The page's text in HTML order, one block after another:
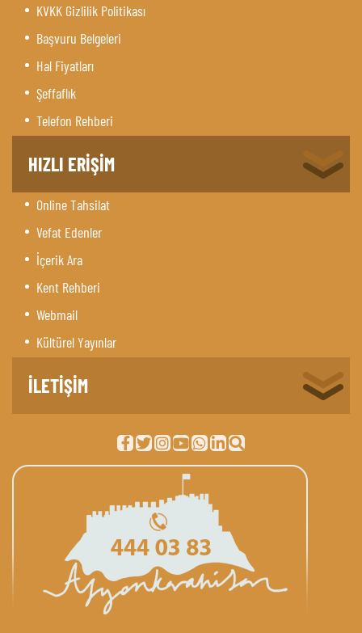
KVKK Gizlilik Politikası
Başvuru Belgeleri
Hal Fiyatları
Şeffaflık
Telefon Rehberi
HIZLI ERİŞİM
Online Tahsilat
Vefat Edenler
İçerik Ara
Kent Rehberi
Webmail
Kültürel Yayınlar
İLETİŞİM